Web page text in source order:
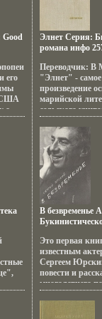
Good
его
США
с
из
то
в
Элнет Серия:
романа инфо
Переводчик: В
"Элнет" - самое
произведение
марийской
сельского
сложныбянэяй
марийской
борцов за
Чавайн.
В безвременье
писатель
обложка, 240
Тираж: 100000
(~130х205 мм)
Это первая
известным
Сергеем
повести и
многолетнего
артистов,